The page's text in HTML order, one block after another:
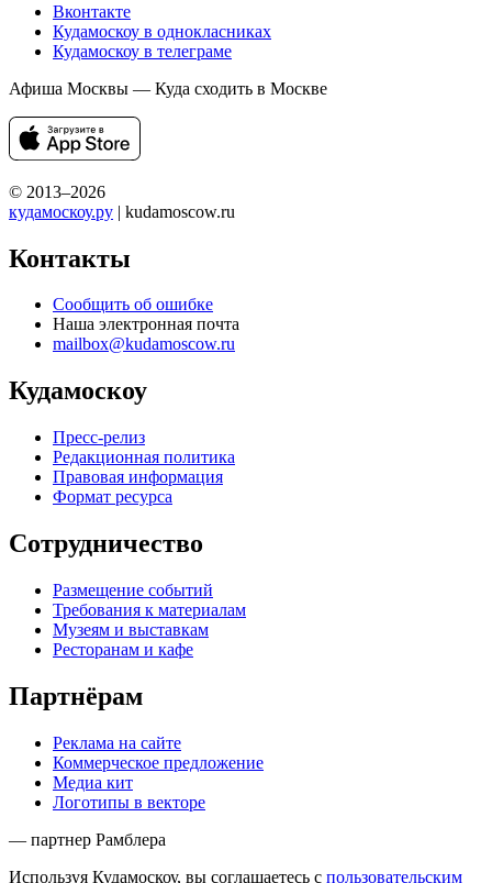
Вконтакте
Кудамоскоу в однокласниках
Кудамоскоу в телеграме
Афиша Москвы — Куда сходить в Москве
© 2013–2026
кудамоскоу.ру | kudamoscow.ru
Контакты
Сообщить об ошибке
Наша электронная почта
mailbox@kudamoscow.ru
Кудамоскоу
Пресс-релиз
Редакционная политика
Правовая информация
Формат ресурса
Сотрудничество
Размещение событий
Требования к материалам
Музеям и выставкам
Ресторанам и кафе
Партнёрам
Реклама на сайте
Коммерческое предложение
Медиа кит
Логотипы в векторе
— партнер Рамблера
Используя Кудамоскоу, вы соглашаетесь с пользовательским